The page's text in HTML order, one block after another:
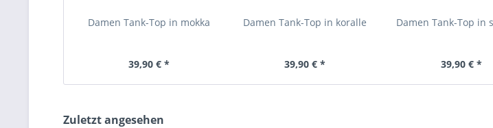
Damen Tank-Top in mokka
39,90 € *
Damen Tank-Top in koralle
39,90 € *
Damen Tank-Top in
39,90 € *
Zuletzt angesehen